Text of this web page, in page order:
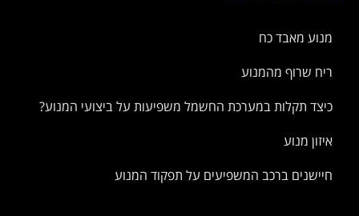
מנוע מאבד כח
ריח שרוף מהמנוע
כיצד תקלות במערכת החשמל משפיעות על ביצועי המנוע?
איזון מנוע
חיישנים ברכב המשפיעים על תפקוד המנוע